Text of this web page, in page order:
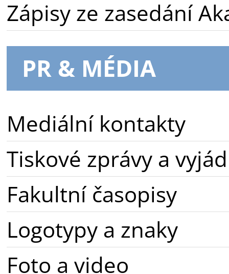
Zápisy ze zasedání
PR & MÉDIA
Mediální kontakty
Tiskové zprávy a
Fakultní časopisy
Logotypy a znaky
Foto a video